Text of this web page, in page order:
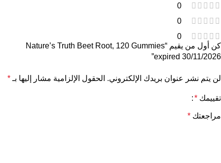
0
0
0
كن أول من يقيم “Nature’s Truth Beet Root, 120 Gummies
expired 30/11/2026”
لن يتم نشر عنوان بريدك الإلكتروني. الحقول الإلزامية مشار إليها بـ *
تقييمك *
مراجعتك *